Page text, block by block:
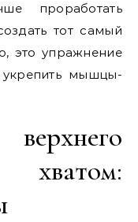
проработать
тот самый
это упражнение
укрепить мышцы-